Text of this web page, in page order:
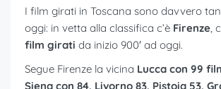
I film girati in Toscana sono davvero
oggi: in vetta alla classifica c’è Firenze,
film girati da inizio 900′ ad oggi.
Segue Firenze la vicina Lucca con 99
Siena con 84, Livorno 83, Pistoia 53,